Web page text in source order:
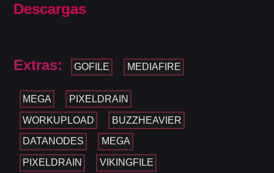
Descargas
Extras: GOFILE MEDIAFIRE
MEGA PIXELDRAIN
WORKUPLOAD BUZZHEAVIER
DATANODES MEGA
PIXELDRAIN VIKINGFILE